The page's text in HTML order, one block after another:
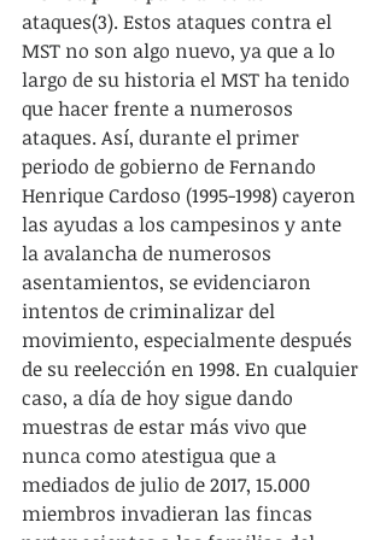
ataques(3). Estos ataques contra el
MST no son algo nuevo, ya que a lo
largo de su historia el MST ha tenido
que hacer frente a numerosos
ataques. Así, durante el primer
periodo de gobierno de Fernando
Henrique Cardoso (1995-1998) cayeron
las ayudas a los campesinos y ante
la avalancha de numerosos
asentamientos, se evidenciaron
intentos de criminalizar del
movimiento, especialmente después
de su reelección en 1998. En cualquier
caso, a día de hoy sigue dando
muestras de estar más vivo que
nunca como atestigua que a
mediados de julio de 2017, 15.000
miembros invadieran las fincas